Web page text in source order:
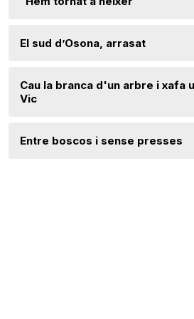
El sud d’Osona, arrasat
Cau la branca d'un arbre i xafa
Vic
Entre boscos i sense presses